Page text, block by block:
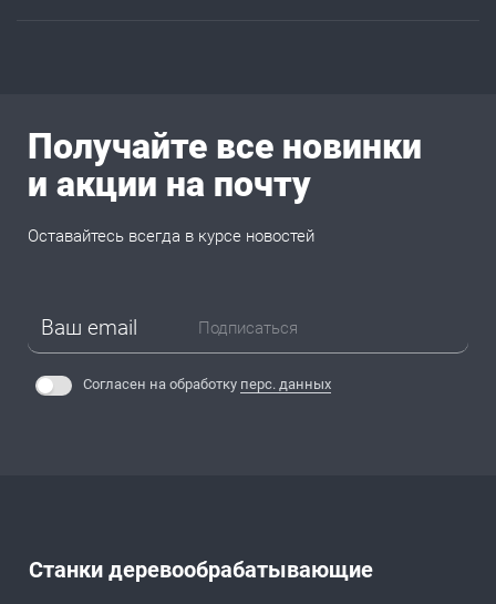
Станки деревообрабатывающие
Получайте все новинки
и акции на почту
Оставайтесь всегда в курсе новостей
Подписаться
Согласен на обработку перс. данных